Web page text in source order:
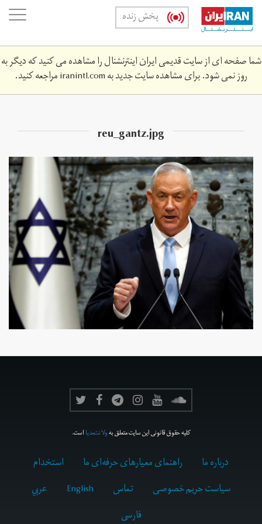
Skip
main
content
پخش زنده
شما صفحه ای از سایت قدیمی ایران اینترنشنال را مشاهده می کنید که دیگر به
روز نمی شود. برای مشاهده سایت جدید بهiranintl.comمراجعه کنید.
reu_gantz.jpg
کلیه حقوق قانونی این سایت متعلق بهولانت‌مدیااست.
درباره ما راهنمای معیارهای حرفه‌ای ما
استخدام
سیاست حریم خصوصی
تماس English
عربي
فارسى